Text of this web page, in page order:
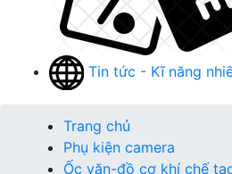
Tin tức - Kĩ năng
Trang chủ
Phụ kiện camera
Ốc vặn-đồ cơ khí chế